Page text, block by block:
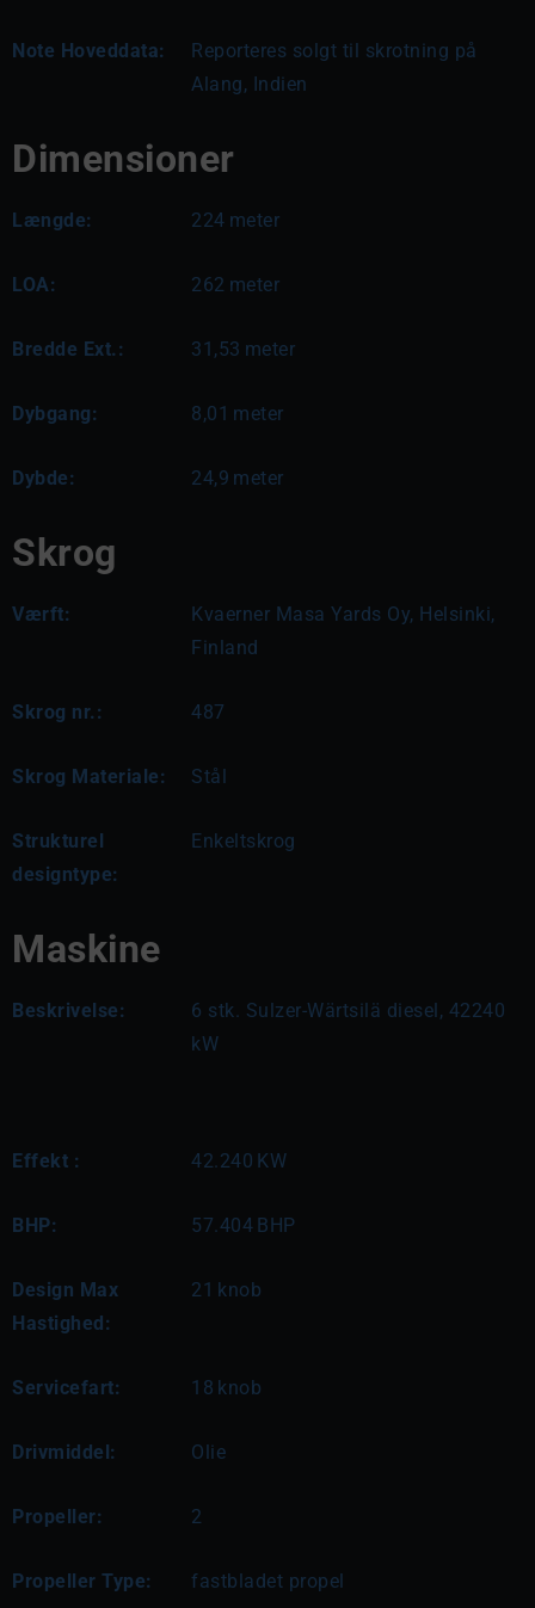
Note Hoveddata:
Reporteres solgt til skrotning på
Alang, Indien
Dimensioner
Længde: 224 meter
LOA: 262 meter
Bredde Ext.: 31,53 meter
Dybgang: 8,01 meter
Dybde: 24,9 meter
Skrog
Værft:
Kvaerner Masa Yards Oy, Helsinki,
Finland
Skrog nr.: 487
Skrog Materiale: Stål
Strukturel
designtype:
Enkeltskrog
Maskine
Beskrivelse:
6 stk. Sulzer-Wärtsilä diesel, 42240
kW
Effekt : 42.240 KW
BHP: 57.404 BHP
Design Max
Hastighed:
21 knob
Servicefart: 18 knob
Drivmiddel: Olie
Propeller: 2
Propeller Type: fastbladet propel